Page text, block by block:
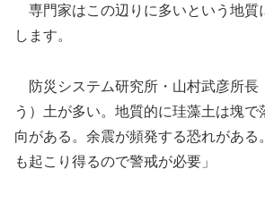
専門家はこの辺りに多いという地質
します。
防災システム研究所・山村武彦所長
う）土が多い。地質的に珪藻土は塊で
向がある。余震が頻発する恐れがある
も起こり得るので警戒が必要」